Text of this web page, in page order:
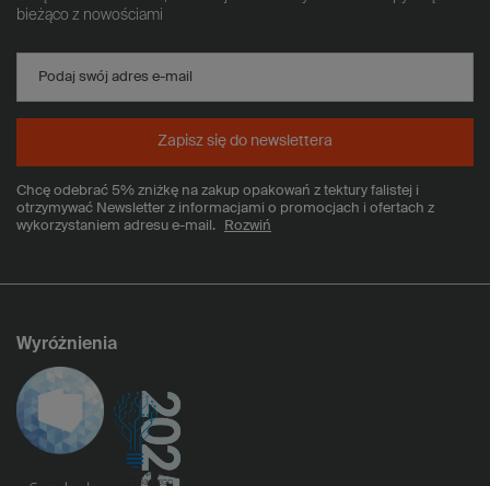
bieżąco z nowościami
Podaj swój adres e-mail
Chcę odebrać 5% zniżkę na zakup opakowań z tektury falistej i
otrzymywać Newsletter z informacjami o promocjach i ofertach z
wykorzystaniem adresu e-mail.
Rozwiń
Zapisz się do newslettera
Wyróżnienia